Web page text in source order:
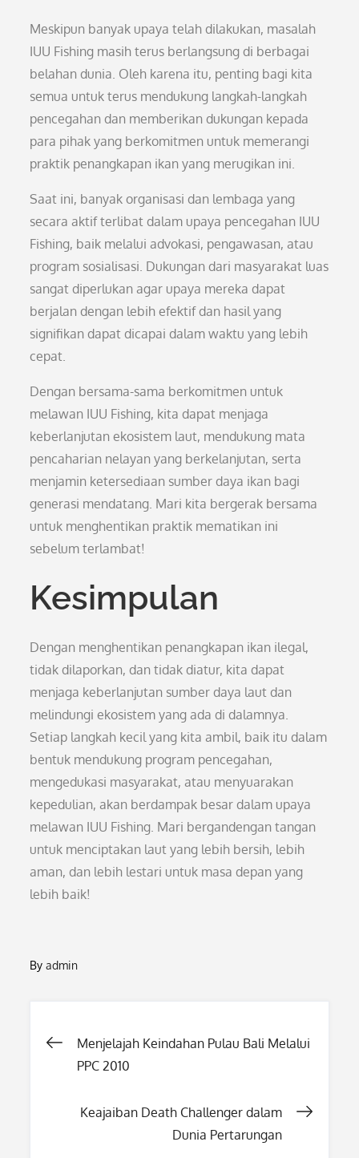
Meskipun banyak upaya telah dilakukan, masalah
IUU Fishing masih terus berlangsung di berbagai
belahan dunia. Oleh karena itu, penting bagi kita
semua untuk terus mendukung langkah-langkah
pencegahan dan memberikan dukungan kepada
para pihak yang berkomitmen untuk memerangi
praktik penangkapan ikan yang merugikan ini.
Saat ini, banyak organisasi dan lembaga yang
secara aktif terlibat dalam upaya pencegahan IUU
Fishing, baik melalui advokasi, pengawasan, atau
program sosialisasi. Dukungan dari masyarakat luas
sangat diperlukan agar upaya mereka dapat
berjalan dengan lebih efektif dan hasil yang
signifikan dapat dicapai dalam waktu yang lebih
cepat.
Dengan bersama-sama berkomitmen untuk
melawan IUU Fishing, kita dapat menjaga
keberlanjutan ekosistem laut, mendukung mata
pencaharian nelayan yang berkelanjutan, serta
menjamin ketersediaan sumber daya ikan bagi
generasi mendatang. Mari kita bergerak bersama
untuk menghentikan praktik mematikan ini
sebelum terlambat!
Kesimpulan
Dengan menghentikan penangkapan ikan ilegal,
tidak dilaporkan, dan tidak diatur, kita dapat
menjaga keberlanjutan sumber daya laut dan
melindungi ekosistem yang ada di dalamnya.
Setiap langkah kecil yang kita ambil, baik itu dalam
bentuk mendukung program pencegahan,
mengedukasi masyarakat, atau menyuarakan
kepedulian, akan berdampak besar dalam upaya
melawan IUU Fishing. Mari bergandengan tangan
untuk menciptakan laut yang lebih bersih, lebih
aman, dan lebih lestari untuk masa depan yang
lebih baik!
Byadmin
Post
Menjelajah Keindahan Pulau Bali Melalui
PPC 2010
Keajaiban Death Challenger dalam
Dunia Pertarungan